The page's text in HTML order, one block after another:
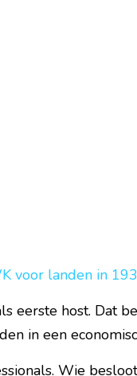
voor landen in
eerste host. Dat
in een
Wie